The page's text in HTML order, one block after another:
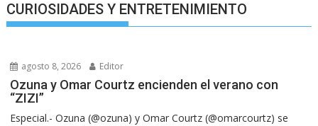
CURIOSIDADES Y ENTRETENIMIENTO
agosto 8, 2026 Editor
Ozuna y Omar Courtz encienden el verano con
“ZIZI”
Especial.- Ozuna (@ozuna) y Omar Courtz (@omarcourtz) se